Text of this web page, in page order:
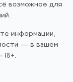
возможное для
информации,
— в вашем